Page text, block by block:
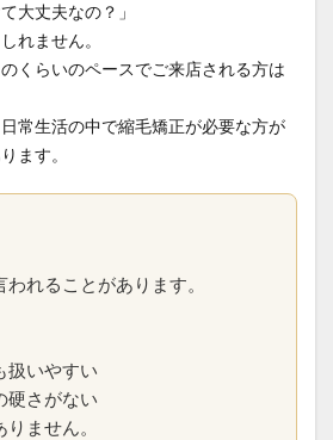
大丈夫なの？」
れません。
くらいのペースでご来店される方は
常生活の中で縮毛矯正が必要な方が
ます。
れることがあります。
扱いやすい
硬さがない
ません。
salon-management
simultaneous-treatment
execution
エイジング毛
正